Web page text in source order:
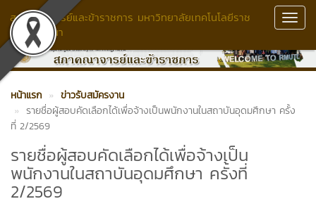
สภาคณาจารย์และข้าราชการ มหาวิทยาลัยเทคโนโลยีราช
มงคลล้านนา
หน้าแรก
ข่าวรับสมัครงาน
รายชื่อผู้สอบคัดเลือกได้เพื่อจ้างเป็นพนักงานในสถาบันอุดมศึกษา ครั้ง
ที่ 2/2569
รายชื่อผู้สอบคัดเลือกได้เพื่อจ้างเป็น
พนักงานในสถาบันอุดมศึกษา ครั้งที่
2/2569